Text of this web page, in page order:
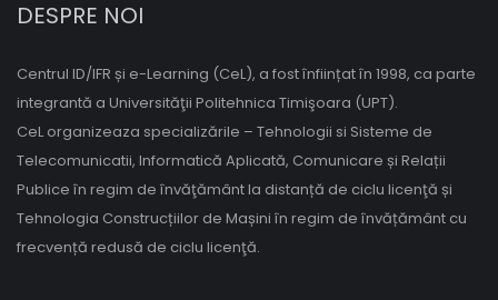
DESPRE NOI
Centrul ID/IFR și e-Learning (CeL), a fost înființat în 1998, ca parte
integrantă a Universităţii Politehnica Timişoara (UPT).
CeL organizeaza specializările – Tehnologii si Sisteme de
Telecomunicatii, Informatică Aplicată, Comunicare și Relații
Publice în regim de învăţământ la distanță de ciclu licenţă și
Tehnologia Construcțiilor de Mașini în regim de învățământ cu
frecvență redusă de ciclu licenţă.